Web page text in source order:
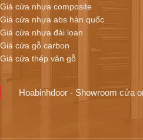
Giá cửa nhựa composite
Giá cửa nhựa abs hàn quốc
Giá cửa nhựa đài loan
Giá cửa gỗ carbon
Giá cửa thép vân gỗ
Hoabinhdoor - Showroom cửa